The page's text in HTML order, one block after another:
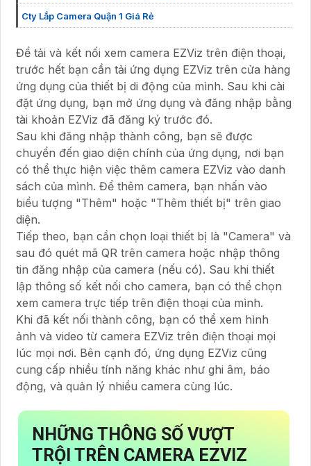
Cty Lắp Camera Quận 1 Giá Rẻ
Để tải và kết nối xem camera EZViz trên điện thoại,
trước hết bạn cần tải ứng dụng EZViz trên cửa hàng
ứng dụng của thiết bị di động của mình. Sau khi cài
đặt ứng dụng, bạn mở ứng dụng và đăng nhập bằng
tài khoản EZViz đã đăng ký trước đó.
Sau khi đăng nhập thành công, bạn sẽ được
chuyển đến giao diện chính của ứng dụng, nơi bạn
có thể thực hiện việc thêm camera EZViz vào danh
sách của mình. Để thêm camera, bạn nhấn vào
biểu tượng "Thêm" hoặc "Thêm thiết bị" trên giao
diện.
Tiếp theo, bạn cần chọn loại thiết bị là "Camera" và
sau đó quét mã QR trên camera hoặc nhập thông
tin đăng nhập của camera (nếu có). Sau khi thiết
lập thông số kết nối cho camera, bạn có thể chọn
xem camera trực tiếp trên điện thoại của mình.
Khi đã kết nối thành công, bạn có thể xem hình
ảnh và video từ camera EZViz trên điện thoại mọi
lúc mọi nơi. Bên cạnh đó, ứng dụng EZViz cũng
cung cấp nhiều tính năng khác như ghi âm, báo
động, và quản lý nhiều camera cùng lúc.
NHỮNG THÔNG SỐ VƯỢT
TRỘI TRÊN CAMERA EZVIZ